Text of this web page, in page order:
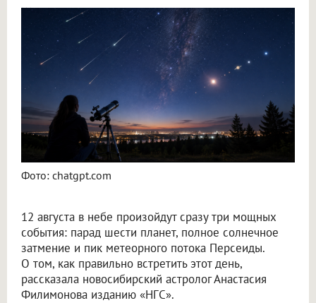
Фото: chatgpt.com
12 августа в небе произойдут сразу три мощных
события: парад шести планет, полное солнечное
затмение и пик метеорного потока Персеиды.
О том, как правильно встретить этот день,
рассказала новосибирский астролог Анастасия
Филимонова изданию «НГС».